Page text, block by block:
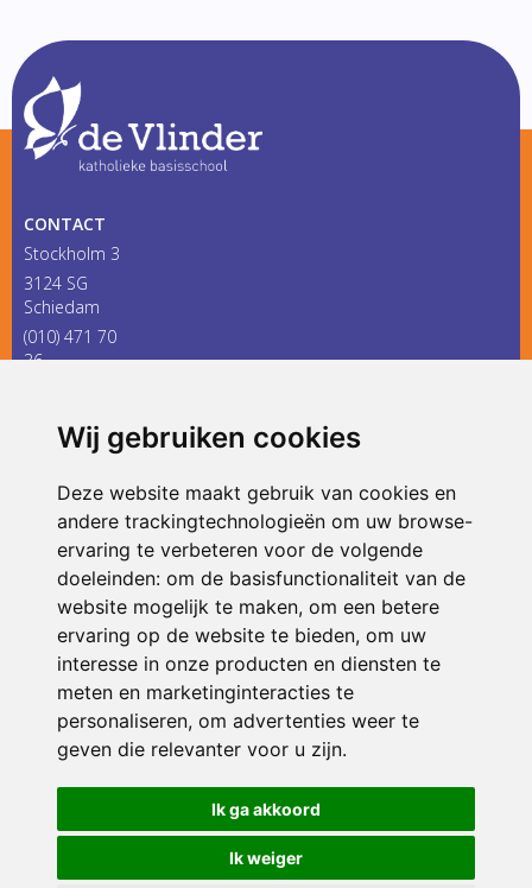
Wij gebruiken cookies
Deze website maakt gebruik van cookies en
andere trackingtechnologieën om uw browse-
ervaring te verbeteren voor de volgende
doeleinden: om de basisfunctionaliteit van de
website mogelijk te maken, om een betere
ervaring op de website te bieden, om uw
interesse in onze producten en diensten te
meten en marketinginteracties te
personaliseren, om advertenties weer te
geven die relevanter voor u zijn.
Ik ga akkoord
Ik weiger
CONTACT
Stockholm 3
3124 SG
Schiedam
(010) 471 70
36
ONDERDEEL VAN
© 2026 De Vlinder | Alle rechten voorbehouden
Privacy policy|Disclaimer| Klachtenregeling|RSIN en Anbi
voorkeuren
Crealisatie The MindOffice